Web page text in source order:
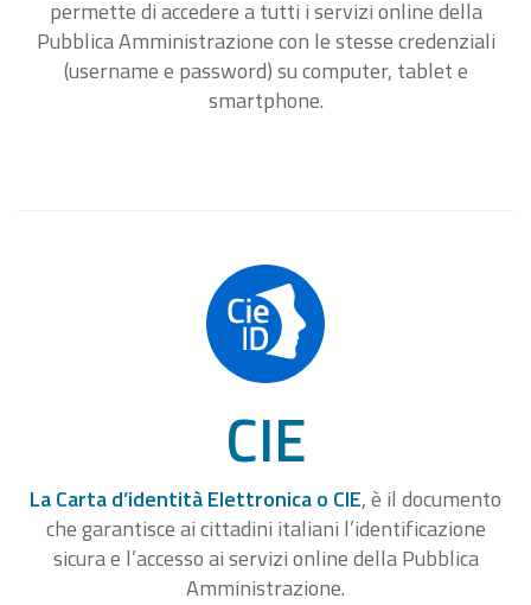
permette di accedere a tutti i servizi online della
Pubblica Amministrazione con le stesse credenziali
(username e password) su computer, tablet e
smartphone.
CIE
La Carta d’identità Elettronica o CIE, è il documento
che garantisce ai cittadini italiani l’identificazione
sicura e l’accesso ai servizi online della Pubblica
Amministrazione.